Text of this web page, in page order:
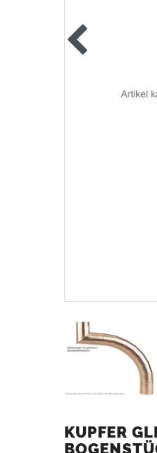
KUPFER